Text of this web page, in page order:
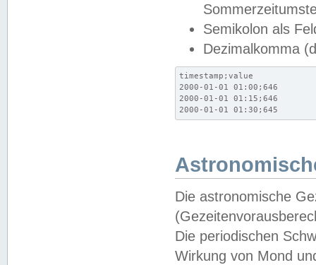
Semikolon als
Dezimalkomma
timestamp;value
2000-01-01 01:00;646
2000-01-01 01:15;646
2000-01-01 01:30;645
Die astronomische
Die periodischen
Wirkung von Mond